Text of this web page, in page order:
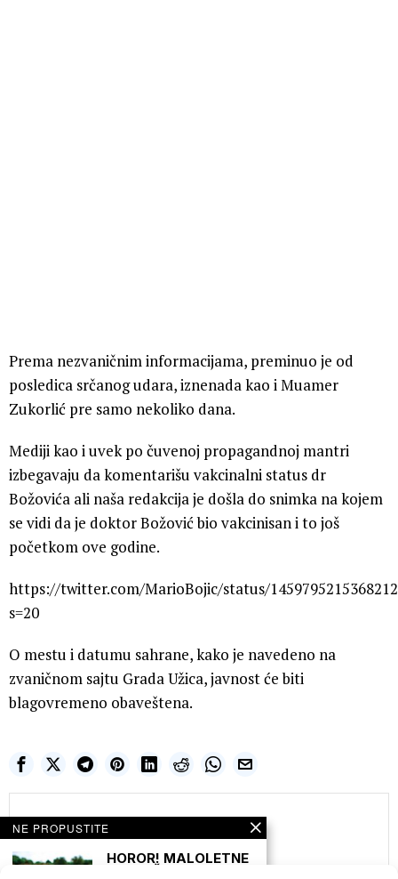
Prema nezvaničnim informacijama, preminuo je od
posledica srčanog udara, iznenada kao i Muamer
Zukorlić pre samo nekoliko dana.
Mediji kao i uvek po čuvenoj propagandnoj mantri
izbegavaju da komentarišu vakcinalni status dr
Božovića ali naša redakcija je došla do snimka na kojem
se vidi da je doktor Božović bio vakcinisan i to još
početkom ove godine.
https://twitter.com/MarioBojic/status/
s=20
O mestu i datumu sahrane, kako je navedeno na
zvaničnom sajtu Grada Užica, javnost će biti
blagovremeno obaveštena.
Nulta Tačka
NE PROPUSTITE
HOROR! MALOLETNE